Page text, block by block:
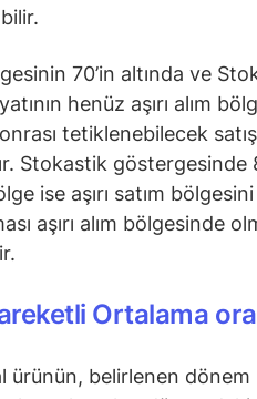
70’in altında ve
henüz aşırı alım
tetiklenebilecek
Stokastik göstergesinde
ise aşırı satım
aşırı alım bölgesinde
Ortalama
ürünün, belirlenen